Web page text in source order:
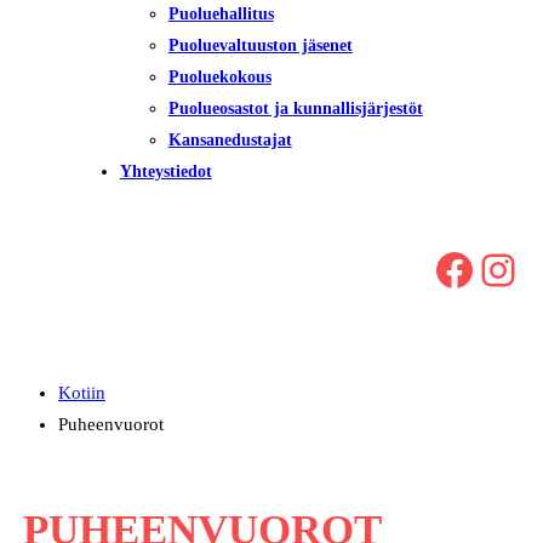
Puoluehallitus
Puoluevaltuuston jäsenet
Puoluekokous
Puolueosastot ja kunnallisjärjestöt
Kansanedustajat
Yhteystiedot
Facebook Instagram
Kotiin
Puheenvuorot
PUHEENVUOROT